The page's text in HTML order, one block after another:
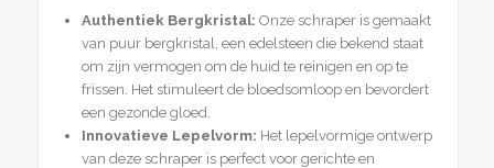
Authentiek Bergkristal: Onze schraper is gemaakt
van puur bergkristal, een edelsteen die bekend staat
om zijn vermogen om de huid te reinigen en op te
frissen. Het stimuleert de bloedsomloop en bevordert
een gezonde gloed.
Innovatieve Lepelvorm: Het lepelvormige ontwerp
van deze schraper is perfect voor gerichte en